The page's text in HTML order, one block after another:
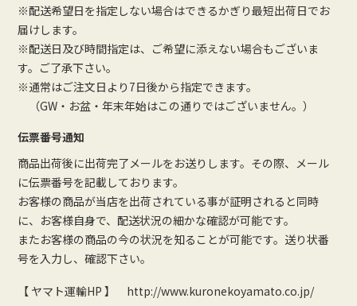
※配送希望日を指定しない場合はできるかぎり最短出荷日でお
届けします。
※配送日及び時間指定は、ご希望に添えない場合もございま
す。ご了承下さい。
※通常はご注文日より7日後から指定できます。
（GW・お盆・年末年始はこの通りではございません。）
伝票番号通知
商品出荷後に出荷完了メールをお送りします。その際、メール
に伝票番号を記載しております。
お客様の商品が当店を出荷されている事が証明されると同時
に、お客様自身で、配送状況の細かな確認が可能です。
またお客様の商品の今の状況を知ることが可能です。送り状番
号を入力し、確認下さい。
【 ヤマト運輸HP 】 http://www.kuronekoyamato.co.jp/